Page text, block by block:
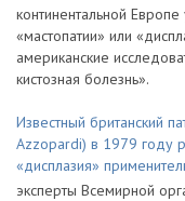
континентальной
«мастопатии» или
американские
кистозная болезнь».
Известный британский
Azzopardi) в 1979 году
«дисплазия»
эксперты Всемирной